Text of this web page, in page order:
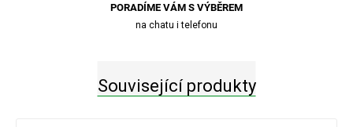
PORADÍME VÁM S VÝBĚREM
na chatu i telefonu
Související produkty